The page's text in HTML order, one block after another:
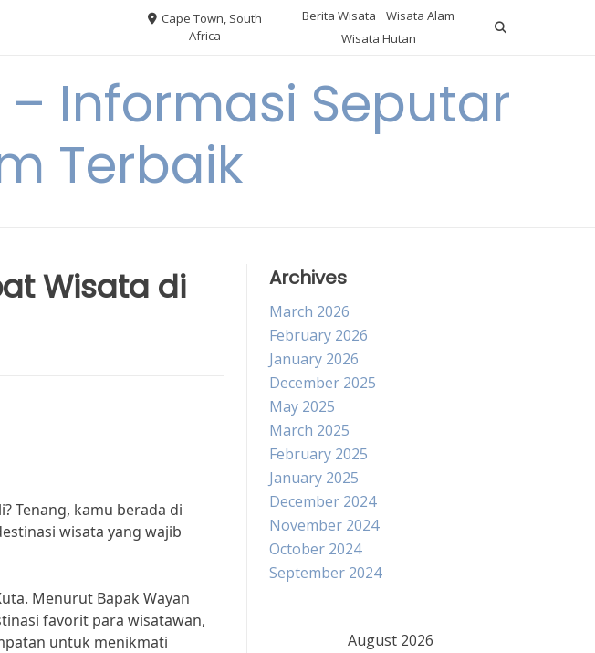
Cape Town, South
Africa
Berita Wisata
Wisata Alam
Wisata Hutan
– Informasi Seputar
Terbaik
Wisata di
Tenang, kamu berada di
wisata yang wajib
Menurut Bapak Wayan
favorit para wisatawan,
untuk menikmati
Archives
March 2026
February 2026
January 2026
December 2025
May 2025
March 2025
February 2025
January 2025
December 2024
November 2024
October 2024
September 2024
August 2026